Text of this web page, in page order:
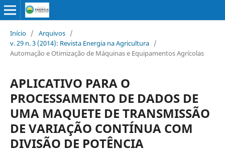
Início / Arquivos /
v. 29 n. 3 (2014): Revista Energia na Agricultura /
Automação e Otimização de Máquinas e Equipamentos Agrícolas
APLICATIVO PARA O
PROCESSAMENTO DE DADOS DE
UMA MAQUETE DE TRANSMISSÃO
DE VARIAÇÃO CONTÍNUA COM
DIVISÃO DE POTÊNCIA